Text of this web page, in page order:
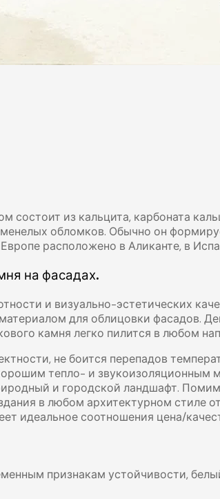
состоит из кальцита, карбоната
обломков. Обычно он
расположено в Аликанте, в
на фасадах.
и визуально-эстетических
для облицовки фасадов.
камня легко пилится в любом
не боится перепадов
тепло- и звукоизоляционным
и городской ландшафт.
в любом архитектурном
идеальное соотношения цена/
признакам устойчивости,